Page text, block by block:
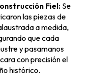
Fiel: Se
las piezas de
a medida,
que cada
y pasamanos
con precisión el
histórico.